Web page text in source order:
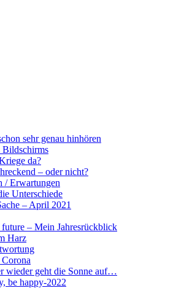
sehr genau hinhören
Bildschirms
da?
– oder nicht?
/ Erwartungen
Unterschiede
– April 2021
– Mein Jahresrückblick
Harz
wieder geht die Sonne auf…
be happy-2022